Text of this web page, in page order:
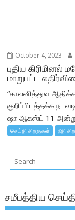
October 4, 2023
புதிய
மாறுபட்ட
“காலனித்துவ
குறிப்பிடத்தக்க
ஷா ஆகஸ்ட் 11 அன்று
செய்தி சிறகுகள் நீதி
சமீபத்திய